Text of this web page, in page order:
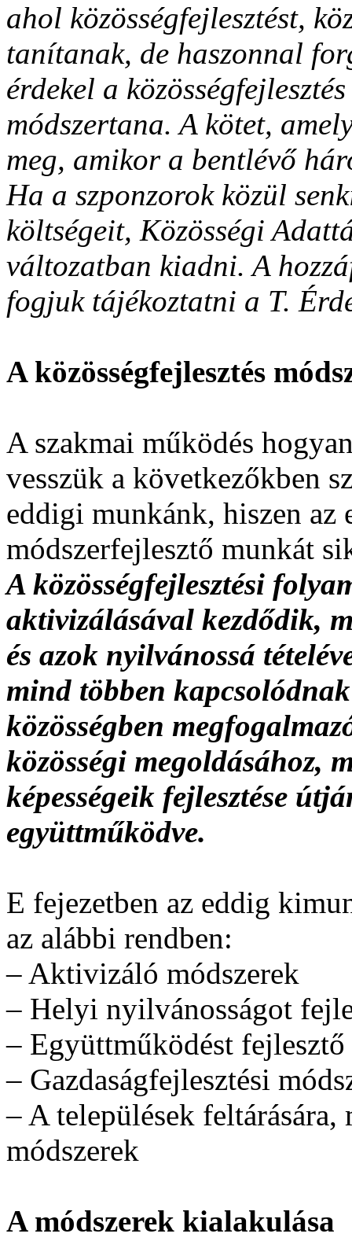
ahol közösségfejlesztést,
tanítanak, de haszonnal
érdekel a
módszertana. A kötet,
meg, amikor a bentlévő
Ha a szponzorok közül
költségeit, Közösségi
változatban kiadni. A
fogjuk tájékoztatni a T.
A közösségfejlesztés
A szakmai működés
vesszük a következőkben
eddigi munkánk, hiszen
módszerfejlesztő munkát
A közösségfejlesztési
aktivizálásával kezdődik,
és azok nyilvánossá
mind többen
közösségben
közösségi megoldásához,
képességeik fejlesztése
együttműködve.
E fejezetben az eddig
az alábbi rendben:
– Aktivizáló módszerek
– Helyi nyilvánosságot
– Együttműködést fejlesztő
– Gazdaságfejlesztési
– A települések feltárására,
módszerek
A módszerek kialakulása